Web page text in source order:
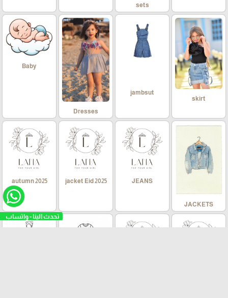
تحدث الينا - واتساب
sets
skirt
jambsut
Dresses
Baby
JACKETS
JEANS
jacket Eid 2025
autumn 2025